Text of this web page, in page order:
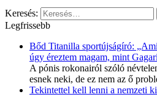
Keresés:
Legfrissebb
Bőd Titanilla sportújságíró:
úgy éreztem magam, mint
A pónis rokonairól szóló
esnek neki, de ez nem az ő
Tekintettel kell lenni a nemzeti